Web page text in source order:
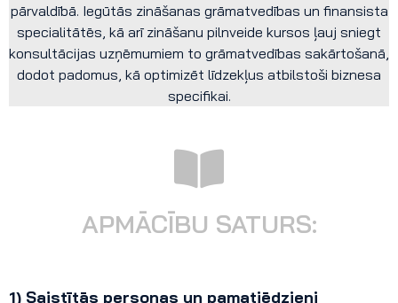
pārvaldībā. Iegūtās zināšanas grāmatvedības un finansista
specialitātēs, kā arī zināšanu pilnveide kursos ļauj sniegt
konsultācijas uzņēmumiem to grāmatvedības sakārtošanā,
dodot padomus, kā optimizēt līdzekļus atbilstoši biznesa
specifikai.
APMĀCĪBU SATURS:
1) Saistītās personas un pamatjēdzieni